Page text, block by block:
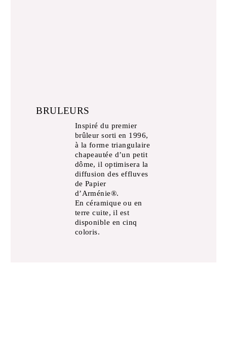
BRULEURS
Inspiré du premier
brûleur sorti en 1996,
à la forme triangulaire
chapeautée d’un petit
dôme, il optimisera la
diffusion des effluves
de Papier
d’Arménie®.
En céramique ou en
terre cuite, il est
disponible en cinq
coloris.